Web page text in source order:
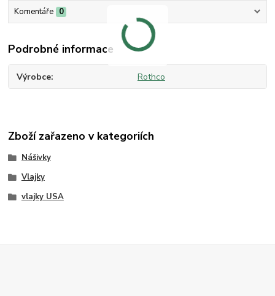
Komentáře 0
Podrobné informace
Výrobce Rothco
Zboží zařazeno v kategoriích
Nášivky
Vlajky
vlajky USA